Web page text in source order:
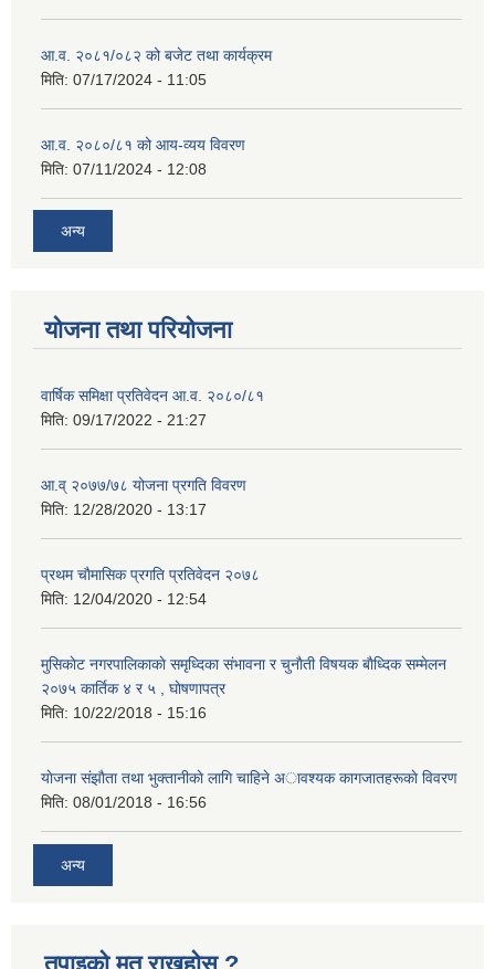
आ.व. २०८१/०८२ को बजेट तथा कार्यक्रम
मिति: 07/17/2024 - 11:05
आ.व. २०८०/८१ को आय-व्यय विवरण
मिति: 07/11/2024 - 12:08
अन्य
योजना तथा परियोजना
वार्षिक समिक्षा प्रतिवेदन आ.व. २०८०/८१
मिति: 09/17/2022 - 21:27
आ.व् २०७७/७८ योजना प्रगति विवरण
मिति: 12/28/2020 - 13:17
प्रथम चाैमासिक प्रगति प्रतिवेदन २०७८
मिति: 12/04/2020 - 12:54
मुसिकाेट नगरपालिकाकाे समृध्दिका संभावना र चुनाैती विषयक बाैध्दिक सम्मेलन
२०७५ कार्तिक ४ र ५ , घाेषणापत्र
मिति: 10/22/2018 - 15:16
याेजना संझाैता तथा भुक्तानीकाे लागि चाहिने अावश्यक कागजातहरूकाे विवरण
मिति: 08/01/2018 - 16:56
अन्य
तपाइको मत राख्नुहोस ?